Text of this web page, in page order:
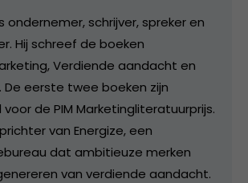
ondernemer, schrijver, spreker en
Hij schreef de boeken
Verdiende aandacht en
De eerste twee boeken zijn
de PIM Marketingliteratuurprijs.
van Energize, een
dat ambitieuze merken
van verdiende aandacht.